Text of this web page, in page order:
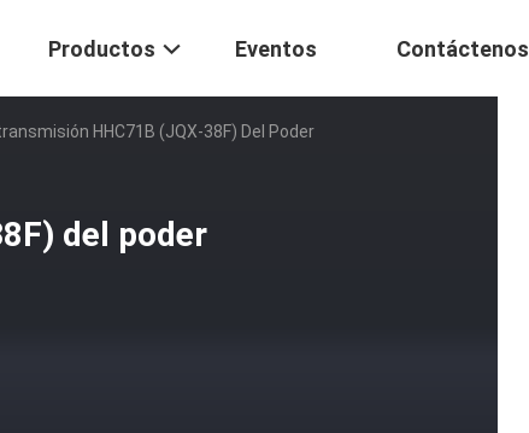
Productos Eventos Contáctenos
HHC71B (JQX-38F) Del Poder
del poder